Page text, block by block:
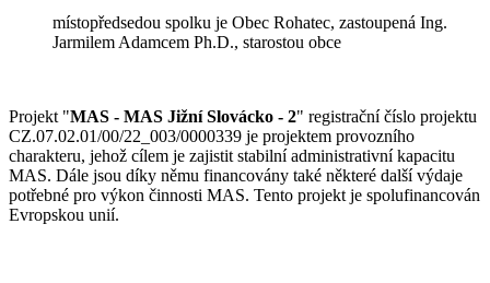
místopředsedou spolku je Obec Rohatec, zastoupená Ing.
Jarmilem Adamcem Ph.D., starostou obce
Projekt "MAS - MAS Jižní Slovácko - 2" registrační číslo projektu
CZ.07.02.01/00/22_003/0000339 je projektem provozního
charakteru, jehož cílem je zajistit stabilní administrativní kapacitu
MAS. Dále jsou díky němu financovány také některé další výdaje
potřebné pro výkon činnosti MAS. Tento projekt je spolufinancován
Evropskou unií.